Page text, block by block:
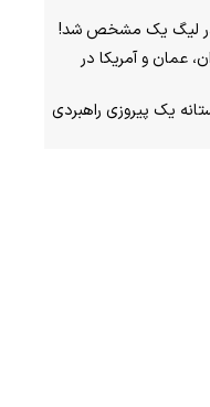
در لیگ یک مشخص شد!
عمان و آمریکا در
یک پیروزی راهبردی